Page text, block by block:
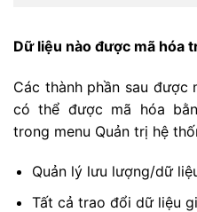
Dữ liệu nào được mã hóa
Các thành phần sau được
có thể được mã hóa
trong menu Quản trị hệ
Quản lý lưu lượng/dữ
Tất cả trao đổi dữ liệu